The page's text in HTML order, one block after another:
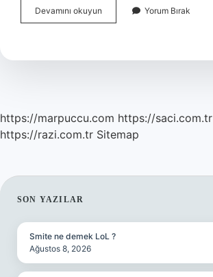
Devamını okuyun İNgilizce
Villa
Yorum Bırak
https://marpuccu.com https://saci.com.tr
https://razi.com.tr Sitemap
SIDEBAR
SON YAZILAR
Smite ne demek LoL ?
Ağustos 8, 2026